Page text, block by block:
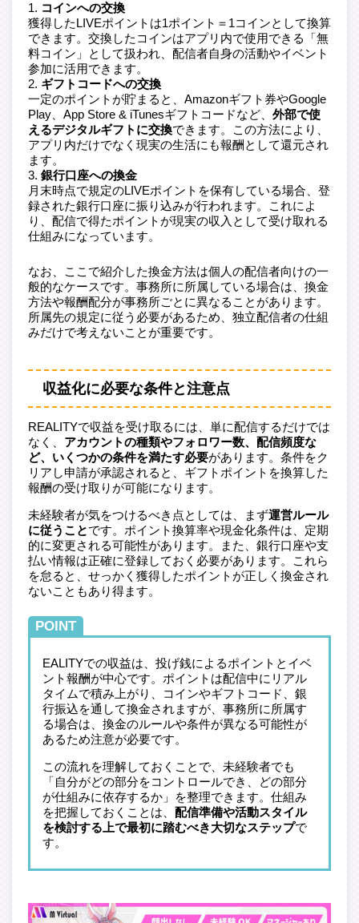
コインへの交換
獲得したLIVEポイントは1ポイント＝1コインとして換算
できます。交換したコインはアプリ内で使用できる「無
料コイン」として扱われ、配信者自身の活動やイベント
参加に活用できます。
ギフトコードへの交換
一定のポイントが貯まると、Amazonギフト券やGoogle
Play、App Store & iTunesギフトコードなど、 外部で使
えるデジタルギフトに交換できます。この方法により、
アプリ内だけでなく現実の生活にも報酬として還元され
ます。
銀行口座への換金
月末時点で規定のLIVEポイントを保有している場合、登
録された銀行口座に振り込みが行われます。これによ
り、配信で得たポイントが現実の収入として受け取れる
仕組みになっています。
なお、ここで紹介した換金方法は個人の配信者向けの一
般的なケースです。事務所に所属している場合は、換金
方法や報酬配分が事務所ごとに異なることがあります。
所属先の規定に従う必要があるため、独立配信者の仕組
みだけで考えないことが重要です。
収益化に必要な条件と注意点
REALITYで収益を受け取るには、単に配信するだけでは
なく、 アカウントの種類やフォロワー数、配信頻度な
ど、いくつかの条件を満たす必要があります。条件をク
リアし申請が承認されると、ギフトポイントを換算した
報酬の受け取りが可能になります。
未経験者が気をつけるべき点としては、まず運営ルール
に従うことです。ポイント換算率や現金化条件は、定期
的に変更される可能性があります。また、銀行口座や支
払い情報は正確に登録しておく必要があります。これら
を怠ると、せっかく獲得したポイントが正しく換金され
ないこともあり得ます。
POINT
EALITYでの収益は、投げ銭によるポイントとイベ
ント報酬が中心です。ポイントは配信中にリアル
タイムで積み上がり、コインやギフトコード、銀
行振込を通して換金されますが、事務所に所属す
る場合は、換金のルールや条件が異なる可能性が
あるため注意が必要です。
この流れを理解しておくことで、未経験者でも
「自分がどの部分をコントロールでき、どの部分
が仕組みに依存するか」を整理できます。仕組み
を把握しておくことは、 配信準備や活動スタイル
を検討する上で最初に踏むべき大切なステップで
す。